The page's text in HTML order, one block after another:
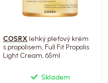
COSRX lehký pleťový krém
s propolisem, Full Fit Propolis
Light Cream, 65ml
Skladem